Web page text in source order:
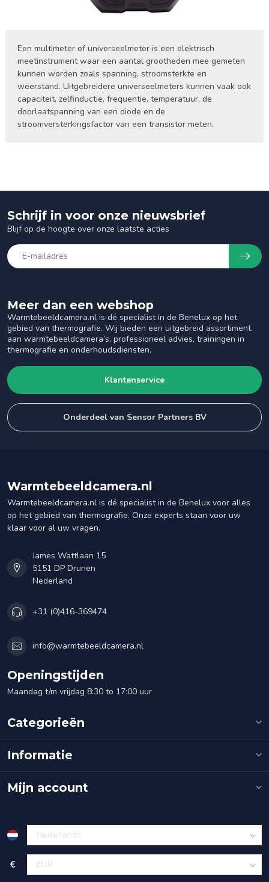
Een multimeter of universeelmeter is een elektrisch
meetinstrument waar een aantal grootheden mee gemeten
kunnen worden zoals spanning, stroomsterkte en
weerstand. Uitgebreidere universeelmeters kunnen vaak ook
capaciteit, zelfinductie, frequentie, temperatuur, de
doorlaatspanning van een diode en de
stroomversterkingsfactor van een transistor meten.
Meer dan een webshop
Warmtebeeldcamera.nl is dé specialist in de Benelux op het
gebied van thermografie. Wij bieden een uitgebreid assortiment
aan warmtebeeldcamera’s, professioneel advies, trainingen in
thermografie en onderhoudsdiensten.
Klantenservice
Onderdeel van Sensor Partners BV
Schrijf in voor onze nieuwsbrief
Blijf op de hoogte over onze laatste acties
Warmtebeeldcamera.nl
Warmtebeeldcamera.nl is dé specialist in de Benelux voor alles
op het gebied van thermografie. Onze experts staan voor uw
klaar voor al uw vragen.
James Wattlaan 15
5151 DP Drunen
Nederland
+31 (0)416-369474
info@warmtebeeldcamera.nl
Openingstijden
Maandag t/m vrijdag 8:30 to 17:00 uur
Categorieën
Informatie
Mijn account
€